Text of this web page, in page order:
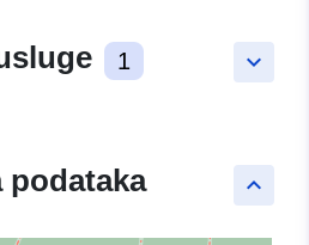
keyboard_arrow_down
1
keyboard_arrow_up
podataka